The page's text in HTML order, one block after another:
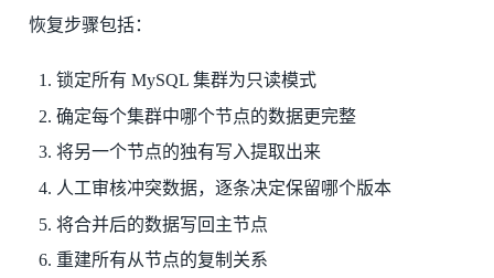
恢复步骤包括：
锁定所有 MySQL 集群为只读模式
确定每个集群中哪个节点的数据更完整
将另一个节点的独有写入提取出来
人工审核冲突数据，逐条决定保留哪个版本
将合并后的数据写回主节点
重建所有从节点的复制关系